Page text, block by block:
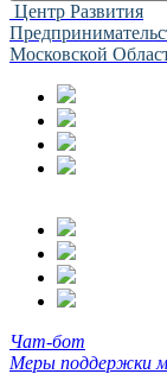
Центр Развития
Московской
Чат-бот
Меры поддержки